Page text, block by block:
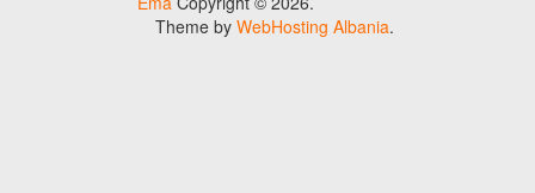
Theme by WebHosting Albania.